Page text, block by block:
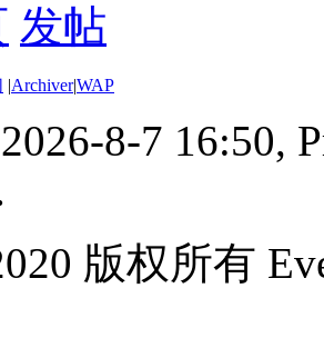
发帖
|Archiver|WAP
8-7 16:50,
版权所有